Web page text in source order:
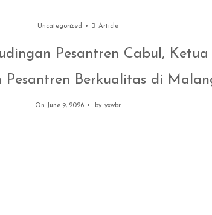
Uncategorized Article
Pesantren Cabul,
Pesantren Berkualitas di
On June 9, 2026 by yxwbr